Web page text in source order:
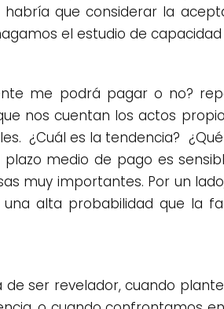
que considerar la
el estudio de
me podrá pagar o no?
nos cuentan los actos
¿Cuál es la tendencia?
medio de pago es
muy importantes. Por un
alta probabilidad que la
de ser revelador, cuando